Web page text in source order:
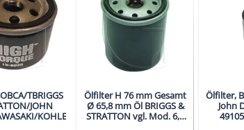
TBRIGGS
JOHN
KOHLER/STIHL/TECUMSEH
Ölfilter H 76 mm Gesamt
Ø 65,8 mm Öl BRIGGS &
STRATTON vgl. Mod. 6,5
Ölfilter,
John